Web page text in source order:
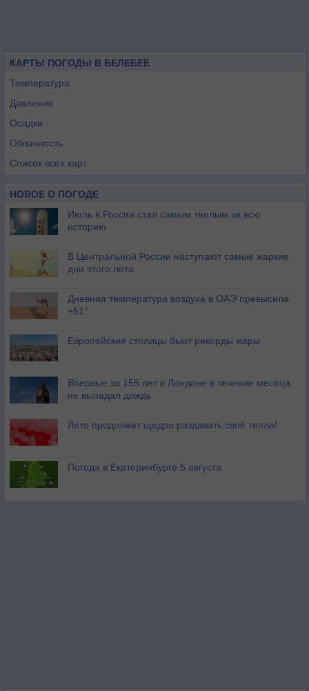
КАРТЫ ПОГОДЫ В БЕЛЕБЕЕ
Температура
Давление
Осадки
Облачность
Список всех карт
НОВОЕ О ПОГОДЕ
Июль в России стал самым тёплым за всю
историю
В Центральной России наступают самые жаркие
дни этого лета
Дневная температура воздуха в ОАЭ превысила
+51°
Европейские столицы бьют рекорды жары
Впервые за 155 лет в Лондоне в течение месяца
не выпадал дождь
Лето продолжит щедро раздавать своё тепло!
Погода в Екатеринбурге 5 августа